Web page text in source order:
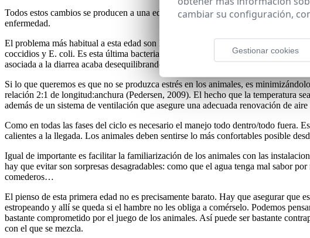
Todos estos cambios se producen a una edad muy temprana, en un organismo
enfermedad.
El problema más habitual a esta edad son las diarreas, las cuales suelen
coccidios y E. coli. Es esta última bacteria una de las implicadas que con más
asociada a la diarrea acaba desequilibrando la flora intestinal, por lo que suele
Si lo que queremos es que no se produzca estrés en los animales, es
relación 2:1 de longitud:anchura (Pedersen, 2009). El hecho que la temperatura
además de un sistema de ventilación que asegure una adecuada renovación de
Como en todas las fases del ciclo es necesario el manejo todo dentro/todo fuera.
calientes a la llegada. Los animales deben sentirse lo más confortables posible
Igual de importante es facilitar la familiarización de los animales con las
hay que evitar son sorpresas desagradables: como que el agua tenga mal sabor
comederos…
El pienso de esta primera edad no es precisamente barato. Hay que asegurar que
estropeando y allí se queda si el hambre no les obliga a comérselo. Podemos
bastante comprometido por el juego de los animales. Así puede ser bastante
con el que se mezcla.
cambiar su configuración,
Gestionar cookies